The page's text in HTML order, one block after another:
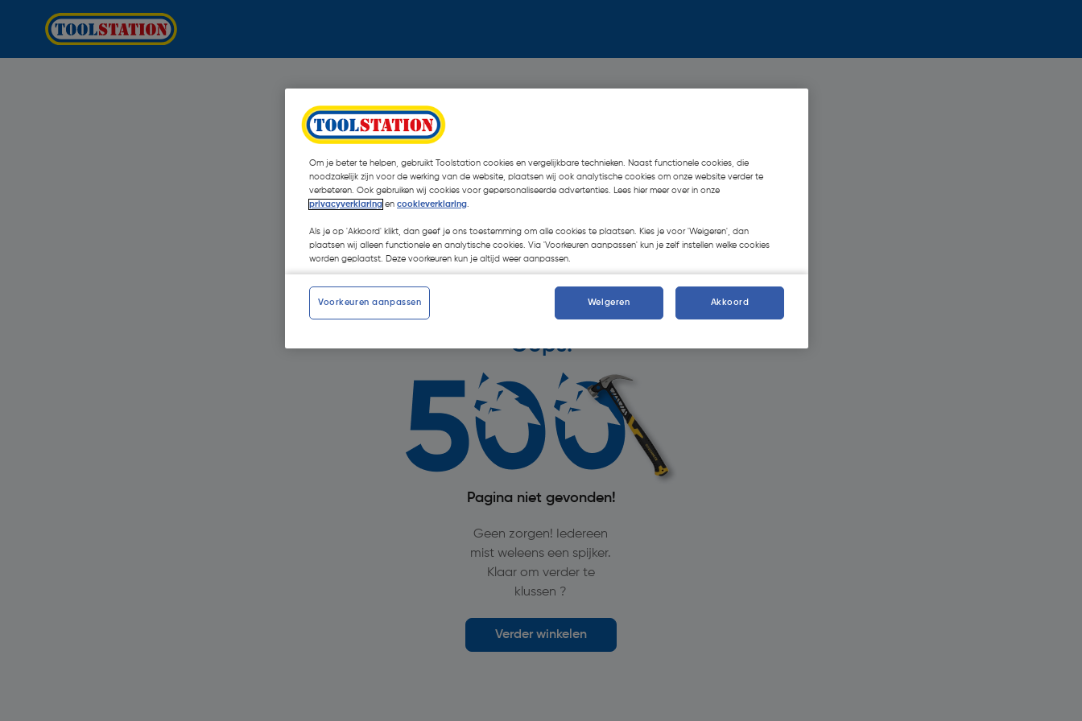
Oops!
Pagina niet gevonden!
Geen zorgen! Iedereen
mist weleens een spijker.
Klaar om verder te
klussen ?
Verder winkelen
Om je beter te helpen, gebruikt Toolstation cookies en vergelijkbare technieken. Naast functionele cookies, die
noodzakelijk zijn voor de werking van de website, plaatsen wij ook analytische cookies om onze website verder te
verbeteren. Ook gebruiken wij cookies voor gepersonaliseerde advertenties. Lees hier meer over in onze
privacyverklaring en cookieverklaring.
Als je op 'Akkoord' klikt, dan geef je ons toestemming om alle cookies te plaatsen. Kies je voor 'Weigeren', dan
plaatsen wij alleen functionele en analytische cookies. Via 'Voorkeuren aanpassen' kun je zelf instellen welke cookies
worden geplaatst. Deze voorkeuren kun je altijd weer aanpassen.
Voorkeuren aanpassen Weigeren Akkoord